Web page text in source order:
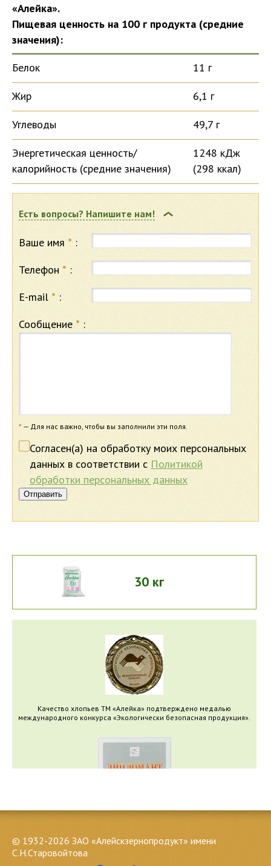
«Алейка».
Пищевая ценность на 100 г продукта (средние
значения):
Белок
11 г
Жир 6,1 г
Углеводы 49,7 г
Энергетическая ценность/
калорийность (средние значения)
1248 кДж
(298 ккал)
Есть вопросы? Напишите нам!
Ваше имя * :
Телефон * :
E-mail * :
Сообщение * :
* — Для нас важно, чтобы вы заполнили эти поля.
Согласен(а) на обработку моих персональных
данных в соответствии с Политикой
обработки персональных данных
Отправить
30 кг
Качество хлопьев ТМ «Алейка» подтверждено медалью
международного конкурса «Экологически безопасная продукция».
Качество хлопьев ТМ «Алейка» подтверждено дипломом
© 1932-2026 ЗАО «Алейскзернопродукт» имени
С.Н.Старовойтова